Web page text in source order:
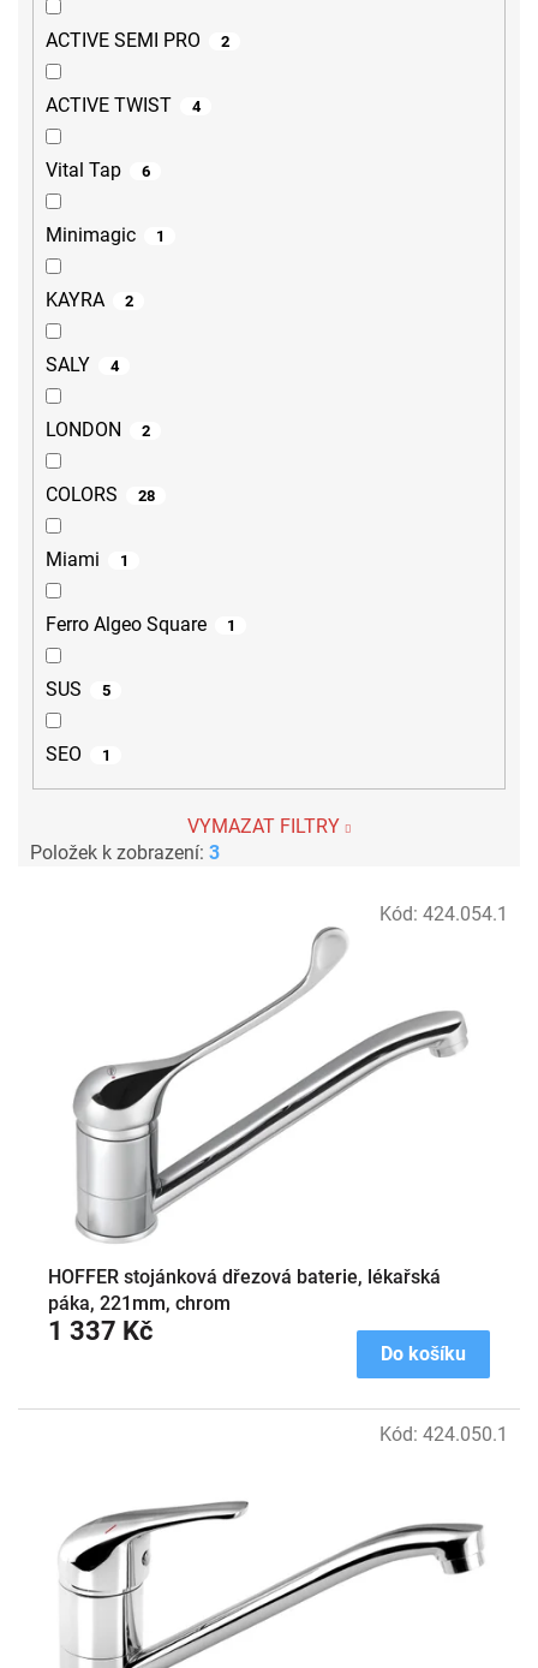
ACTIVE SEMI PRO 2
ACTIVE TWIST 4
Vital Tap 6
Minimagic 1
KAYRA 2
SALY 4
LONDON 2
COLORS 28
Miami 1
Ferro Algeo Square 1
SUS 5
SEO 1
VYMAZAT FILTRY
Položek k zobrazení: 3
HOFFER stojánková dřezová baterie, lékařská
páka, 221mm, chrom
1 337 Kč
Do košíku
Kód: 424.054.1
Kód: 424.050.1